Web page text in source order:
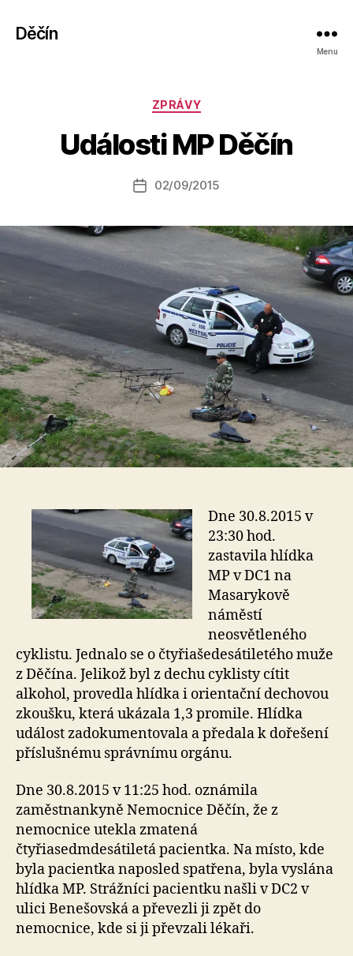
Děčín
Menu
Rubriky
ZPRÁVY
Události MP Děčín
Autor
příspěvku
t
o
a
s
o
Datum
02/09/2015
Dne 30.8.2015 v
23:30 hod.
zastavila hlídka
MP v DC1 na
Masarykově
náměstí
neosvětleného
cyklistu. Jednalo se o čtyřiašedesátiletého muže
z Děčína. Jelikož byl z dechu cyklisty cítit
alkohol, provedla hlídka i orientační dechovou
zkoušku, která ukázala 1,3 promile. Hlídka
událost zadokumentovala a předala k dořešení
příslušnému správnímu orgánu.
Dne 30.8.2015 v 11:25 hod. oznámila
zaměstnankyně Nemocnice Děčín, že z
nemocnice utekla zmatená
čtyřiasedmdesátiletá pacientka. Na místo, kde
byla pacientka naposled spatřena, byla vyslána
hlídka MP. Strážníci pacientku našli v DC2 v
ulici Benešovská a převezli ji zpět do
nemocnice, kde si ji převzali lékaři.